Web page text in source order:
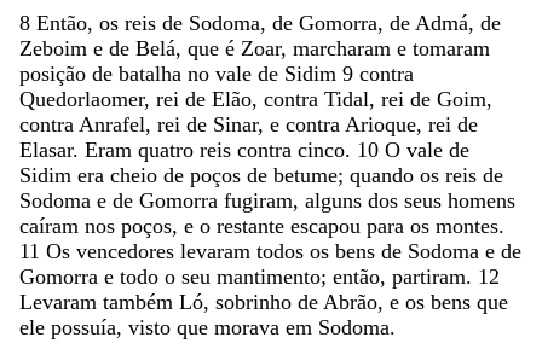
8 Então, os reis de Sodoma, de Gomorra, de Admá, de
Zeboim e de Belá, que é Zoar, marcharam e tomaram
posição de batalha no vale de Sidim 9 contra
Quedorlaomer, rei de Elão, contra Tidal, rei de Goim,
contra Anrafel, rei de Sinar, e contra Arioque, rei de
Elasar. Eram quatro reis contra cinco. 10 O vale de
Sidim era cheio de poços de betume; quando os reis de
Sodoma e de Gomorra fugiram, alguns dos seus homens
caíram nos poços, e o restante escapou para os montes.
11 Os vencedores levaram todos os bens de Sodoma e de
Gomorra e todo o seu mantimento; então, partiram. 12
Levaram também Ló, sobrinho de Abrão, e os bens que
ele possuía, visto que morava em Sodoma.